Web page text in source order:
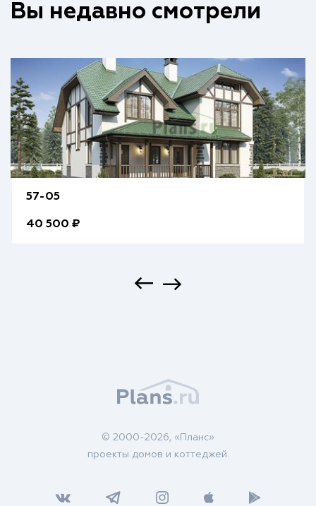
Вы недавно смотрели
57-05
40 500 ₽
© 2000-2026, «Планс»
проекты домов и коттеджей.